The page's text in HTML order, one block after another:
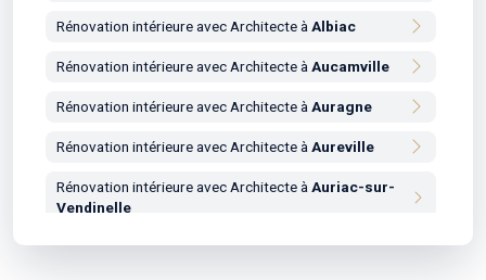
Rénovation intérieure avec Architecte à Albiac
Rénovation intérieure avec Architecte à Aucamville
Rénovation intérieure avec Architecte à Auragne
Rénovation intérieure avec Architecte à Aureville
Rénovation intérieure avec Architecte à Auriac-sur-
Vendinelle
Rénovation intérieure avec Architecte àAuribail